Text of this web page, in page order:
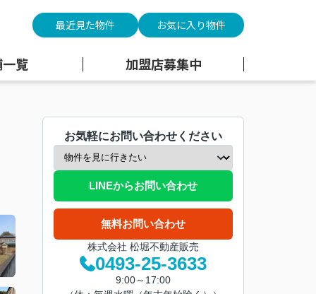
最近見た物件 お気に入り物件
覧 加盟店募集中
お気軽にお問い合わせください
LINEからお問い合わせ
無料お問い合わせ
株式会社 松堀不動産販売
0493-25-3633
9:00～17:00